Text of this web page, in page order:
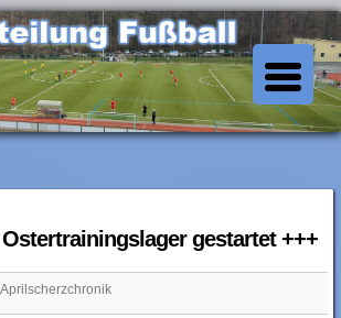
Abt. Fussball
gestartet +++
Aprilscherzchronik